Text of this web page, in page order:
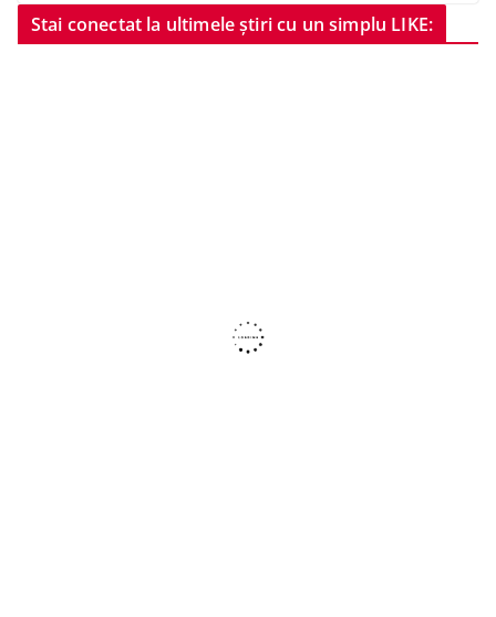
Stai conectat la ultimele știri cu un simplu LIKE: